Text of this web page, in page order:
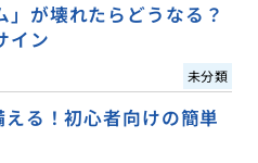
」が壊れたらどうなる？
イン
未分類
る！初心者向けの簡単